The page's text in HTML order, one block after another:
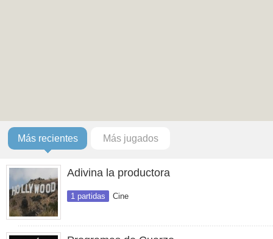
Más recientes Más jugados
Adivina la productora
1 partidas Cine